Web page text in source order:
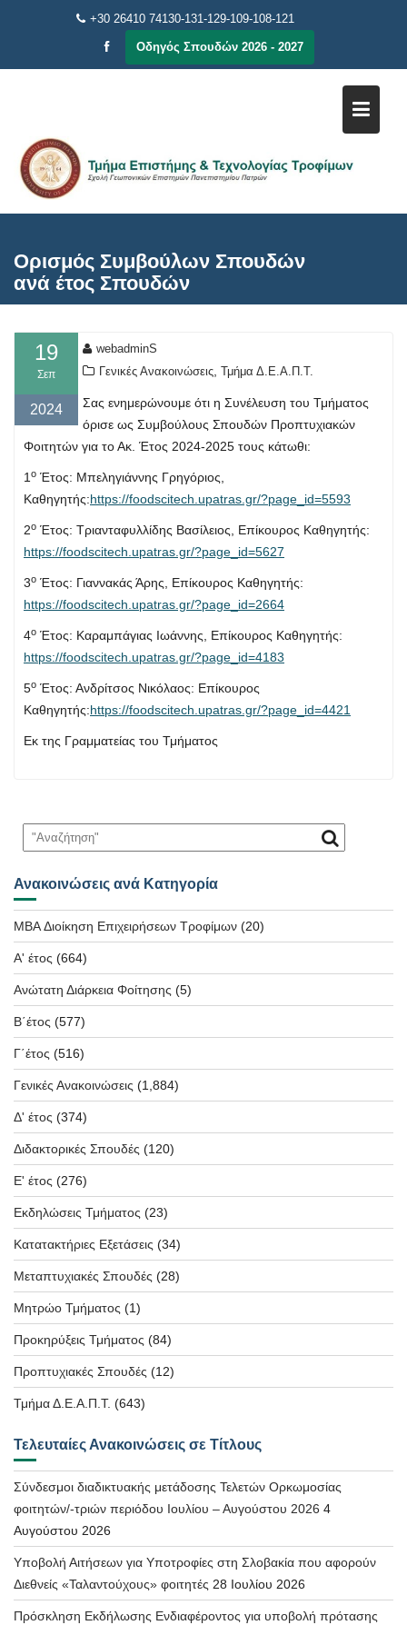
+30 26410 74130-131-129-109-108-121
Οδηγός Σπουδών 2026 - 2027
Ορισμός Συμβούλων Σπουδών
ανά έτος Σπουδών
19
Σεπ
2024
webadminS
Γενικές Ανακοινώσεις, Τμήμα Δ.Ε.Α.Π.Τ.
Σας ενημερώνουμε ότι η Συνέλευση του Τμήματος
όρισε ως Συμβούλους Σπουδών Προπτυχιακών
Φοιτητών για το Ακ. Έτος 2024-2025 τους κάτωθι:
1ο Έτος: Μπεληγιάννης Γρηγόριος,
Καθηγητής:https://foodscitech.upatras.gr/?page_id=5593
2ο Έτος: Τριανταφυλλίδης Βασίλειος, Επίκουρος Καθηγητής:
https://foodscitech.upatras.gr/?page_id=5627
3ο Έτος: Γιαννακάς Άρης, Επίκουρος Καθηγητής:
https://foodscitech.upatras.gr/?page_id=2664
4ο Έτος: Καραμπάγιας Ιωάννης, Επίκουρος Καθηγητής:
https://foodscitech.upatras.gr/?page_id=4183
5ο Έτος: Ανδρίτσος Νικόλαος: Επίκουρος
Καθηγητής:https://foodscitech.upatras.gr/?page_id=4421
Εκ της Γραμματείας του Τμήματος
Ανακοινώσεις ανά Κατηγορία
MBA Διοίκηση Επιχειρήσεων Τροφίμων (20)
Α' έτος (664)
Ανώτατη Διάρκεια Φοίτησης (5)
Β΄έτος (577)
Γ΄έτος (516)
Γενικές Ανακοινώσεις (1,884)
Δ' έτος (374)
Διδακτορικές Σπουδές (120)
Ε' έτος (276)
Εκδηλώσεις Τμήματος (23)
Κατατακτήριες Εξετάσεις (34)
Μεταπτυχιακές Σπουδές (28)
Μητρώο Τμήματος (1)
Προκηρύξεις Τμήματος (84)
Προπτυχιακές Σπουδές (12)
Τμήμα Δ.Ε.Α.Π.Τ. (643)
Τελευταίες Ανακοινώσεις σε Τίτλους
Σύνδεσμοι διαδικτυακής μετάδοσης Τελετών Ορκωμοσίας
φοιτητών/-τριών περιόδου Ιουλίου – Αυγούστου 2026 4
Αυγούστου 2026
Υποβολή Αιτήσεων για Υποτροφίες στη Σλοβακία που αφορούν
Διεθνείς «Ταλαντούχους» φοιτητές 28 Ιουλίου 2026
Πρόσκληση Εκδήλωσης Ενδιαφέροντος για υποβολή πρότασης